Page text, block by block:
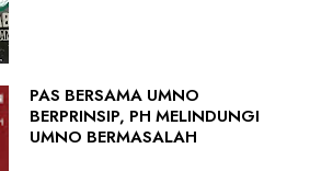
PAS BERSAMA UMNO
BERPRINSIP, PH MELINDUNGI
UMNO BERMASALAH